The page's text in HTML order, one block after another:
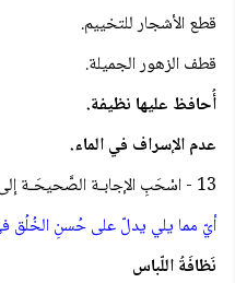
قطع الأشجار للتخييم.
قطف الزهور الجميلة.
أُحافظ عليها نظيفة.
عدم الإسراف في الماء.
13 - اسْحَبِ الإجابـة الصَّحيحَـة إلى الفَـراغ:
أيّ مما يلي يدلّ على حُسنِ الخُلُق
نَظافَةُ اللّباس